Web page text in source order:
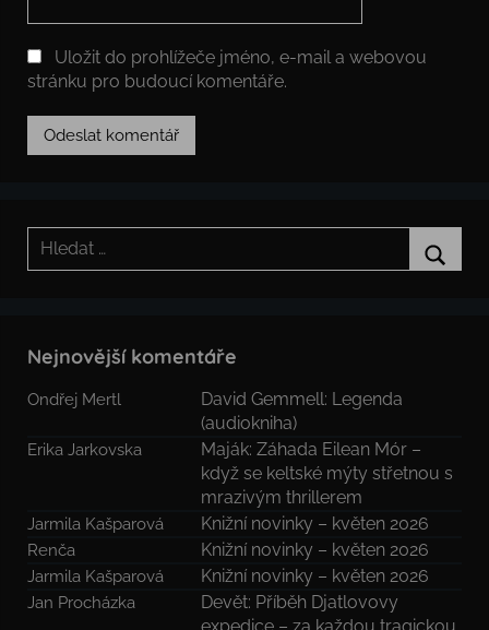
Uložit do prohlížeče jméno, e-mail a webovou
stránku pro budoucí komentáře.
Hledat:
Nejnovější komentáře
Ondřej Mertl
David Gemmell: Legenda
(audiokniha)
Erika Jarkovska
Maják: Záhada Eilean Mór –
když se keltské mýty střetnou s
mrazivým thrillerem
Jarmila Kašparová Knižní novinky – květen 2026
Renča Knižní novinky – květen 2026
Jarmila Kašparová Knižní novinky – květen 2026
Jan Procházka
Devět: Příběh Djatlovovy